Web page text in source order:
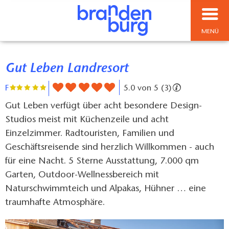
MENÜ
Gut Leben Landresort
F 5.0 von 5 (3)
Gut Leben verfügt über acht besondere Design-
Studios meist mit Küchenzeile und acht
Einzelzimmer. Radtouristen, Familien und
Geschäftsreisende sind herzlich Willkommen - auch
für eine Nacht. 5 Sterne Ausstattung, 7.000 qm
Garten, Outdoor-Wellnessbereich mit
Naturschwimmteich und Alpakas, Hühner … eine
traumhafte Atmosphäre.